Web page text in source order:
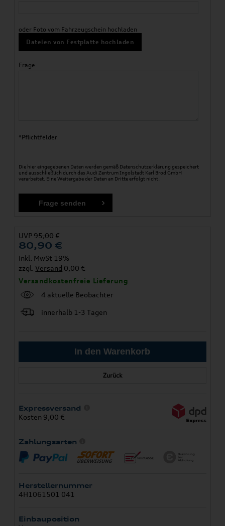
oder Foto vom Fahrzeugschein hochladen
Dateien von Festplatte hochladen
Frage
*Pflichtfelder
Die hier eingegebenen Daten werden gemäß Datenschutzerklärung gespeichert
und ausschließlich durch das Audi Zentrum Ingolstadt Karl Brod GmbH
verarbeitet. Eine Weitergabe der Daten an Dritte erfolgt nicht.
UVP95,00 €
80,90 €
inkl. MwSt 19%
zzgl.Versand 0,00 €
Versandkostenfreie Lieferung
4 aktuelle Beobachter
innerhalb 1-3 Tagen
Zurück
Expressversand
Kosten 9,00 €
Zahlungsarten
Herstellernummer
4H1061501 041
Einbauposition